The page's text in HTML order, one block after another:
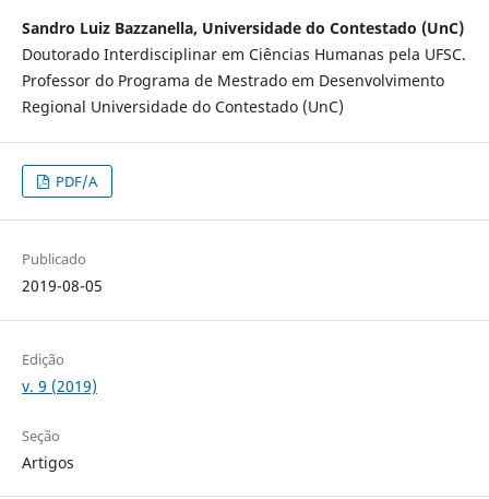
Sandro Luiz Bazzanella, Universidade do Contestado (UnC)
Doutorado Interdisciplinar em Ciências Humanas pela UFSC.
Professor do Programa de Mestrado em Desenvolvimento
Regional Universidade do Contestado (UnC)
PDF/A
Publicado
2019-08-05
Edição
v. 9 (2019)
Seção
Artigos